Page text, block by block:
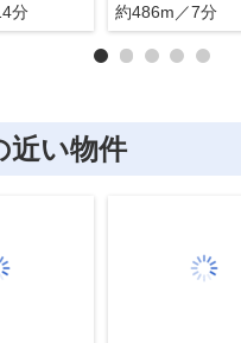
分
約486m／7分
近い物件